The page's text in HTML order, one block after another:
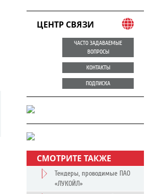
ЦЕНТР СВЯЗИ
ЧАСТО ЗАДАВАЕМЫЕ
ВОПРОСЫ
КОНТАКТЫ
ПОДПИСКА
СМОТРИТЕ ТАКЖЕ
Тендеры, проводимые ПАО
«ЛУКОЙЛ»